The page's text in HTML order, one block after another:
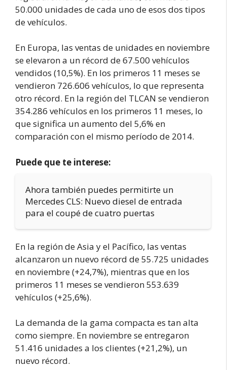
50.000 unidades de cada uno de esos dos tipos
de vehículos.
En Europa, las ventas de unidades en noviembre
se elevaron a un récord de 67.500 vehículos
vendidos (10,5%). En los primeros 11 meses se
vendieron 726.606 vehículos, lo que representa
otro récord. En la región del TLCAN se vendieron
354.286 vehículos en los primeros 11 meses, lo
que significa un aumento del 5,6% en
comparación con el mismo período de 2014.
Puede que te interese:
Ahora también puedes permitirte un
Mercedes CLS: Nuevo diesel de entrada
para el coupé de cuatro puertas
En la región de Asia y el Pacífico, las ventas
alcanzaron un nuevo récord de 55.725 unidades
en noviembre (+24,7%), mientras que en los
primeros 11 meses se vendieron 553.639
vehículos (+25,6%).
La demanda de la gama compacta es tan alta
como siempre. En noviembre se entregaron
51.416 unidades a los clientes (+21,2%), un
nuevo récord.